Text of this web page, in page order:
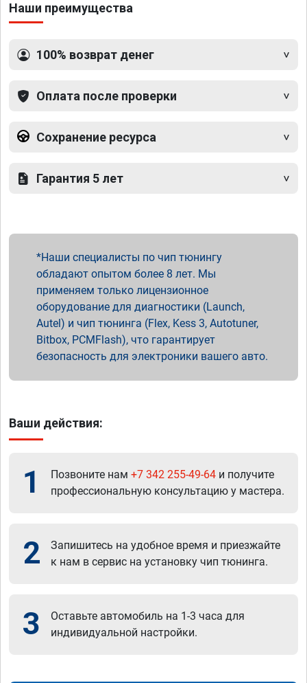
Наши преимущества
100% возврат денег
Оплата после проверки
Сохранение ресурса
Гарантия 5 лет
Наши специалисты по чип тюнингу
обладают опытом более 8 лет. Мы
применяем только лицензионное
оборудование для диагностики (Launch,
Autel) и чип тюнинга (Flex, Kess 3, Autotuner,
Bitbox, PCMFlash), что гарантирует
безопасность для электроники вашего авто.
Ваши действия:
1 Позвоните нам +7 342 255-49-64 и получите
профессиональную консультацию у мастера.
2
Запишитесь на удобное время и приезжайте
к нам в сервис на установку чип тюнинга.
3
Оставьте автомобиль на 1-3 часа для
индивидуальной настройки.